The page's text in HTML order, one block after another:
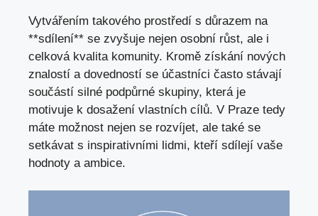
Vytvářením takového prostředí s důrazem na
**sdílení** se zvyšuje nejen osobní růst, ale i
celková kvalita komunity. Kromě získání nových
znalostí a dovedností se účastníci často stávají
součástí silné podpůrné skupiny, která je
motivuje k dosažení vlastních cílů. V Praze tedy
máte možnost nejen se rozvíjet, ale také se
setkávat s inspirativními lidmi, kteří sdílejí vaše
hodnoty a ambice.